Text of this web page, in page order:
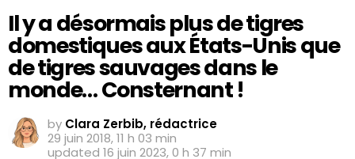
Il y a désormais plus de tigres
domestiques aux États-Unis que
de tigres sauvages dans le
monde… Consternant !
by Clara Zerbib, rédactrice
29 juin 2018, 11 h 03 min
updated 16 juin 2023, 0 h 37 min